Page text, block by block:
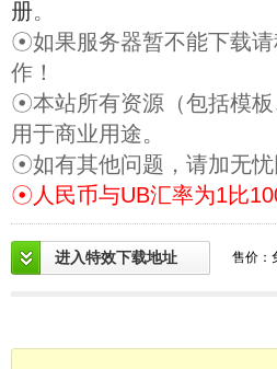
册。
☉如果服务器暂不能下载
作！
☉本站所有资源（包括模
用于商业用途。
☉如有其他问题，请加无
☉人民币与UB汇率为1比
进入特效下载地址 售价：